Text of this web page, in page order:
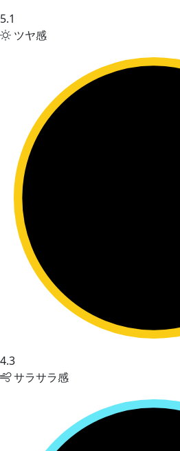
5.1
ツヤ感
4.3
サラサラ感